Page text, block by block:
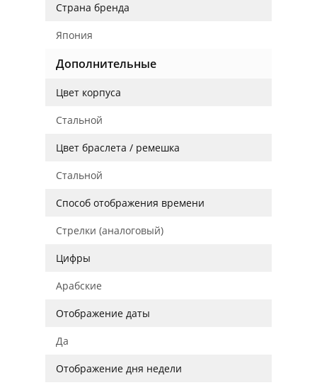
Страна бренда
Япония
Дополнительные
Цвет корпуса
Стальной
Цвет браслета / ремешка
Стальной
Способ отображения времени
Стрелки (аналоговый)
Цифры
Арабские
Отображение даты
Да
Отображение дня недели